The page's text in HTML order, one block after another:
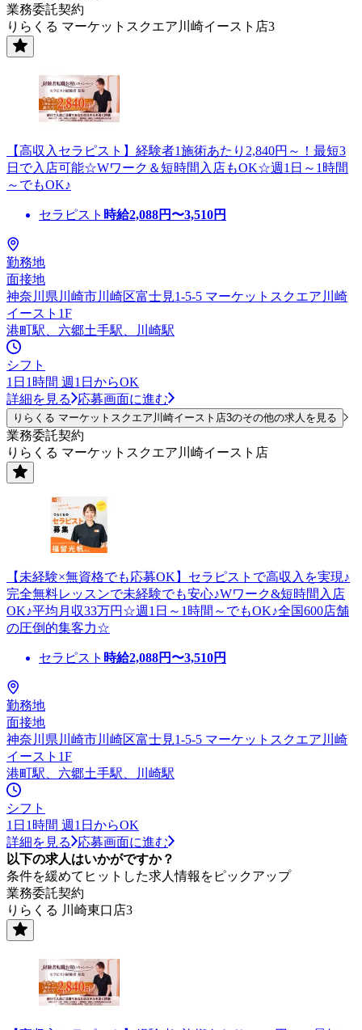
業務委託契約
りらくる マーケットスクエア川崎イースト店3
【高収入セラピスト】経験者1施術あたり2,840円～！最短3
日で入店可能☆Wワーク＆短時間入店もOK☆週1日～1時間
～でもOK♪
セラピスト 時給2,088円〜3,510円
勤務地
面接地
神奈川県川崎市川崎区富士見1-5-5 マーケットスクエア川崎
イースト1F
港町駅、六郷土手駅、川崎駅
シフト
1日1時間 週1日からOK
詳細を見る
応募画面に進む
りらくる マーケットスクエア川崎イースト店3のその他の求人を見る
業務委託契約
りらくる マーケットスクエア川崎イースト店
【未経験×無資格でも応募OK】セラピストで高収入を実現♪
完全無料レッスンで未経験でも安心♪Wワーク&短時間入店
OK♪平均月収33万円☆週1日～1時間～でもOK♪全国600店舗
の圧倒的集客力☆
セラピスト 時給2,088円〜3,510円
勤務地
面接地
神奈川県川崎市川崎区富士見1-5-5 マーケットスクエア川崎
イースト1F
港町駅、六郷土手駅、川崎駅
シフト
1日1時間 週1日からOK
詳細を見る
応募画面に進む
以下の求人はいかがですか？
条件を緩めてヒットした求人情報をピックアップ
業務委託契約
りらくる 川崎東口店3